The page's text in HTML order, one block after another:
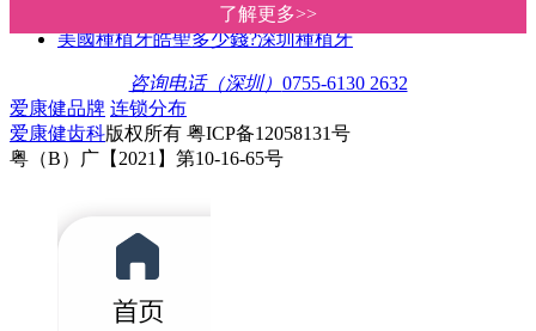
了解更多>>
了解更多>>
患有糖尿病或高血压可以种牙吗?深
美國種植牙皓聖多少錢?深圳種植牙
咨询电话（深圳） 0755-6130 2632
爱康健品牌 连锁分布
爱康健齿科版权所有 粤ICP备12058131号
粤（B）广【2021】第10-16-65号